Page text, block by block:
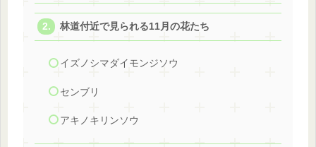
林道付近で見られる11月の花たち
イズノシマダイモンジソウ
センブリ
アキノキリンソウ